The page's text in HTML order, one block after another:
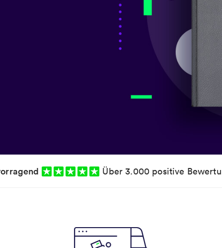
Über 3.000 positive